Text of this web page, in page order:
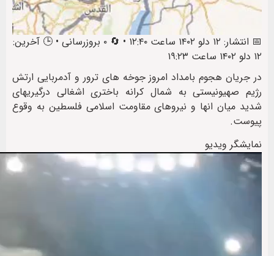
📅 انتشار: ۱۲ دلو ۱۴۰۲ ساعت ۱۲:۴۰ • 🔄 ۰ بروزرسانی • 🕒 آخرین:
۱۲ دلو ۱۴۰۲ ساعت ۱۹:۲۳
در جریان هجوم بامداد امروز جوخه های ترور و آدمربایی ارتش
رژیم صهیونیستی به شمال کرانه باختری اشغالی درگیریهای
شدید میان انها و نیروهای مقاومت اسلامی فلسطین به وقوع
پیوست.
نمایشگر ویدیو